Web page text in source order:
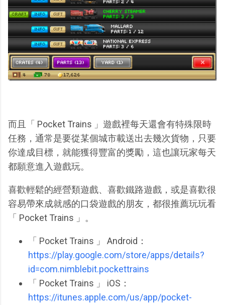
而且「 Pocket Trains 」遊戲裡每天還會有特殊限時
任務，通常是要從某個城市載送出去幾次貨物，只要
你達成目標，就能獲得豐富的獎勵，這也讓玩家每天
都願意進入遊戲玩。
喜歡輕鬆的經營類遊戲、喜歡鐵路遊戲，或是喜歡很
容易帶來成就感的口袋遊戲的朋友，都很推薦玩玩看
「 Pocket Trains 」。
「 Pocket Trains 」 Android：
https://play.google.com/store/apps/details?
id=com.nimblebit.pockettrains
「 Pocket Trains 」 iOS：
https://itunes.apple.com/us/app/pocket-